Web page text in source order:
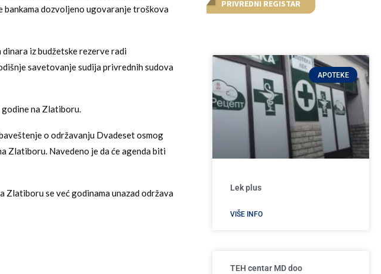
bankama dozvoljeno ugovaranje troškova
iz budžetske rezerve radi
savetovanje sudija privrednih sudova
godine na Zlatiboru.
o održavanju Dvadeset osmog
Zlatiboru. Navedeno je da će agenda biti
Zlatiboru se već godinama unazad održava
PRIVREDNI REGISTAR
APOTEKE
Lek plus
VIŠE INFO
TEH centar MD doo